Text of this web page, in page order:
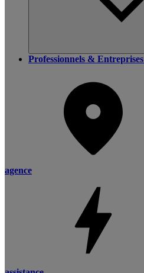
Professionnels & Entreprises
agence